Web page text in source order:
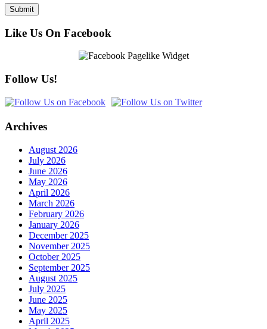
Like Us On Facebook
Follow Us!
Archives
August 2026
July 2026
June 2026
May 2026
April 2026
March 2026
February 2026
January 2026
December 2025
November 2025
October 2025
September 2025
August 2025
July 2025
June 2025
May 2025
April 2025